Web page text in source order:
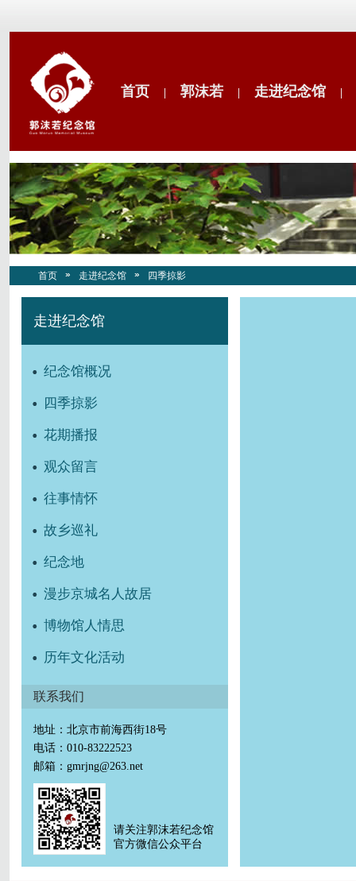
首页 郭沫若 走进纪念馆
首页 走进纪念馆 四季掠影
走进纪念馆
纪念馆概况
四季掠影
花期播报
观众留言
往事情怀
故乡巡礼
纪念地
漫步京城名人故居
博物馆人情思
历年文化活动
联系我们
地址：北京市前海西街18号
电话：010-83222523
邮箱：gmrjng@263.net
请关注郭沫若纪念馆
官方微信公众平台